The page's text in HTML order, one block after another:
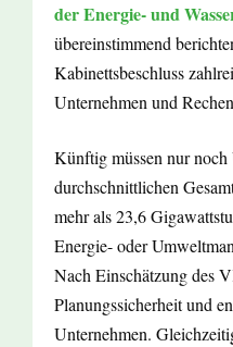
der Energie- und
übereinstimmend
Kabinettsbeschluss
Unternehmen und
Künftig müssen nur
durchschnittlichen
mehr als 23,6
Energie- oder
Nach Einschätzung des
Planungssicherheit und
Unternehmen.